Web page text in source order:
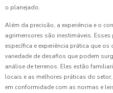
o planejado.
Além da precisão, a experiência e o
agrimensores são inestimáveis.
específica e experiência prática que
variedade de desafios que podem
análise de terrenos. Eles estão
locais e as melhores práticas do
em conformidade com as normas e